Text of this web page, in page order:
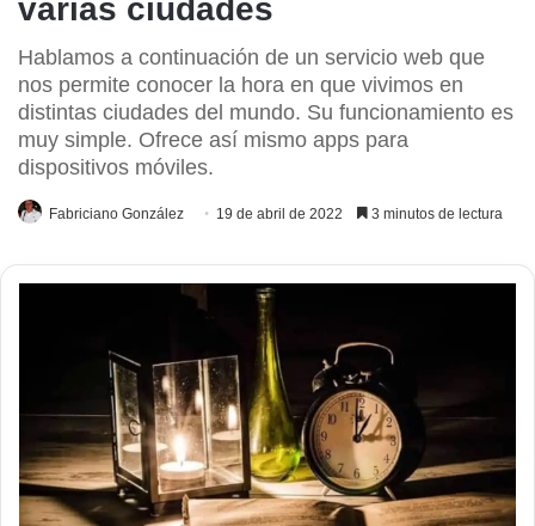
varias ciudades
Hablamos a continuación de un servicio web que
nos permite conocer la hora en que vivimos en
distintas ciudades del mundo. Su funcionamiento es
muy simple. Ofrece así mismo apps para
dispositivos móviles.
Fabriciano González 19 de abril de 2022 3 minutos de lectura